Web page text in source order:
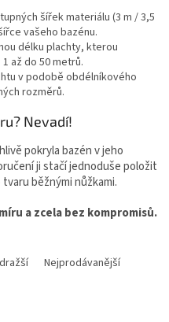
šířek materiálu (3 m / 3,5
vašeho bazénu.
délku plachty, kterou
až do 50 metrů.
v podobě obdélníkového
rozměrů.
Nevadí!
pokryla bazén v jeho
ji stačí jednoduše položit
běžnými nůžkami.
a zcela bez kompromisů.
Nejprodávanější